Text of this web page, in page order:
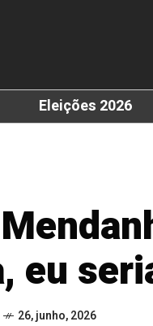
Eleições 2026
eu
26, junho, 2026